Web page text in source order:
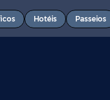
Hotéis Passeios